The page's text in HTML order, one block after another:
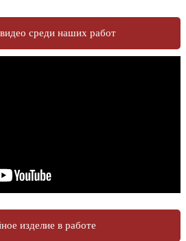
среди наших работ
изделие в работе